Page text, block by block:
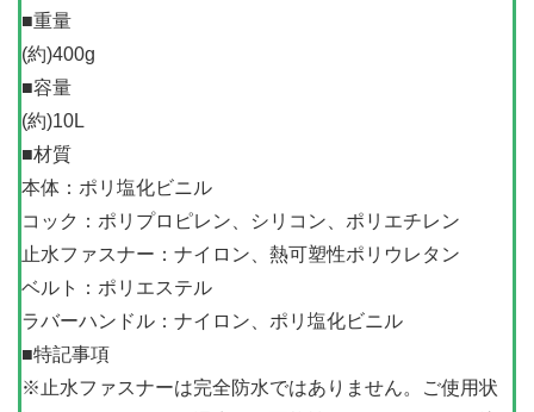
■重量
(約)400g
■容量
(約)10L
■材質
本体：ポリ塩化ビニル
コック：ポリプロピレン、シリコン、ポリエチレン
止水ファスナー：ナイロン、熱可塑性ポリウレタン
ベルト：ポリエステル
ラバーハンドル：ナイロン、ポリ塩化ビニル
■特記事項
※止水ファスナーは完全防水ではありません。ご使用状